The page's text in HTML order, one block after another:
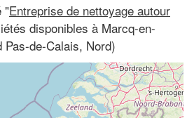
"Entreprise de nettoyage autour
disponibles à Marcq-en-
Pas-de-Calais, Nord)